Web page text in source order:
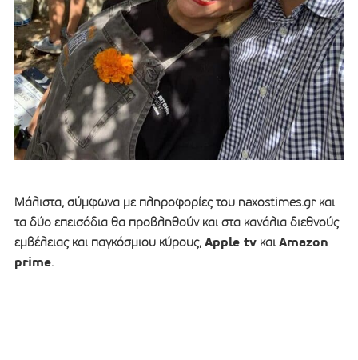
Μάλιστα, σύμφωνα με πληροφορίες του naxostimes.gr και
τα δύο επεισόδια θα προβληθούν και στα κανάλια διεθνούς
εμβέλειας και παγκόσμιου κύρους, Apple tvκαι Amazon
prime.